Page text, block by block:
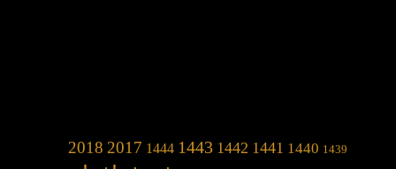
1439
1440
1441
1442
1443
1444
2017
2018